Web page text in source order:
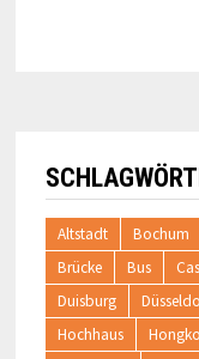
Altstadt Bochum
Brücke
Bus
Duisburg
Hochhaus